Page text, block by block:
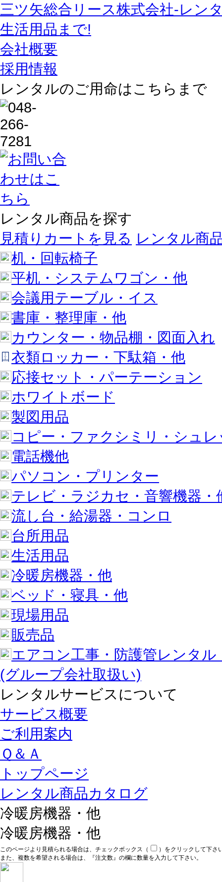
三ツ矢総合リース株式会社-レン
生活用品まで!
会社概要
採用情報
レンタルのご用命はこちらまで
レンタル商品を探す
見積りカートを見る レンタル商
机・回転椅子
平机・システムワゴン・他
会議用テーブル・イス
書庫・整理庫・他
カウンター・物品棚・図面入れ
衣類ロッカー・下駄箱・他
応接セット・パーテーション
ホワイトボード
製図用品
コピー・ファクシミリ・シュ
電話機他
パソコン・プリンター
テレビ・ラジカセ・音響機器・
流し台・給湯器・コンロ
台所用品
生活用品
冷暖房機器・他
ベッド・寝具・他
現場用品
販売品
エアコン工事・防護管レンタル
(グループ会社取扱い)
レンタルサービスについて
サービス概要
ご利用案内
Ｑ＆Ａ
トップページ
レンタル商品カタログ
冷暖房機器・他
冷暖房機器・他
このページより見積られる場合は、チェックボックス（
）をクリックして下さ
また、複数を希望される場合は、『注文数』の欄に数量を入力して下さい。